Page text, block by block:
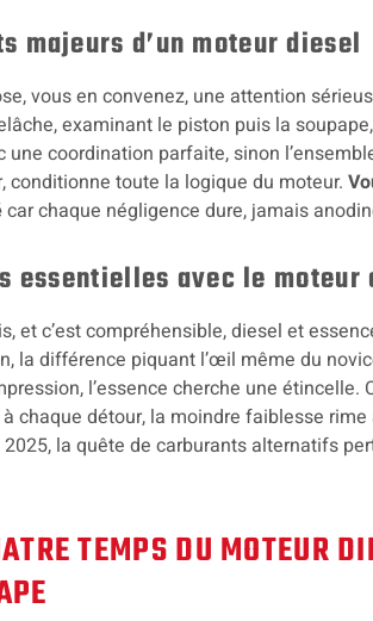
majeurs d’un moteur diesel
vous en convenez, une attention
examinant le piston puis la
une coordination parfaite, sinon
conditionne toute la logique du moteur.
car chaque négligence dure, jamais
essentielles avec le moteur
et c’est compréhensible, diesel et
la différence piquant l’œil même du
l’essence cherche une étincelle.
chaque détour, la moindre faiblesse
la quête de carburants alternatifs
TEMPS DU MOTEUR